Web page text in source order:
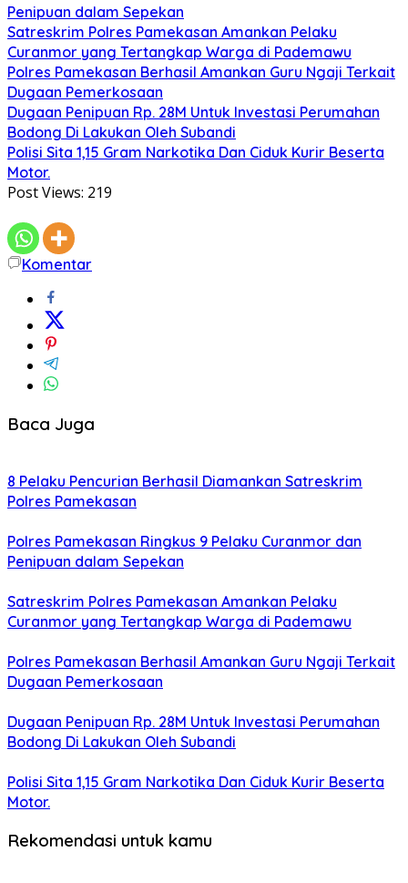
Penipuan dalam Sepekan
Satreskrim Polres Pamekasan Amankan Pelaku
Curanmor yang Tertangkap Warga di Pademawu
Polres Pamekasan Berhasil Amankan Guru Ngaji Terkait
Dugaan Pemerkosaan
Dugaan Penipuan Rp. 28M Untuk Investasi Perumahan
Bodong Di Lakukan Oleh Subandi
Polisi Sita 1,15 Gram Narkotika Dan Ciduk Kurir Beserta
Motor.
Post Views: 219
Komentar
Baca Juga
8 Pelaku Pencurian Berhasil Diamankan Satreskrim
Polres Pamekasan
Polres Pamekasan Ringkus 9 Pelaku Curanmor dan
Penipuan dalam Sepekan
Satreskrim Polres Pamekasan Amankan Pelaku
Curanmor yang Tertangkap Warga di Pademawu
Polres Pamekasan Berhasil Amankan Guru Ngaji Terkait
Dugaan Pemerkosaan
Dugaan Penipuan Rp. 28M Untuk Investasi Perumahan
Bodong Di Lakukan Oleh Subandi
Polisi Sita 1,15 Gram Narkotika Dan Ciduk Kurir Beserta
Motor.
Rekomendasi untuk kamu